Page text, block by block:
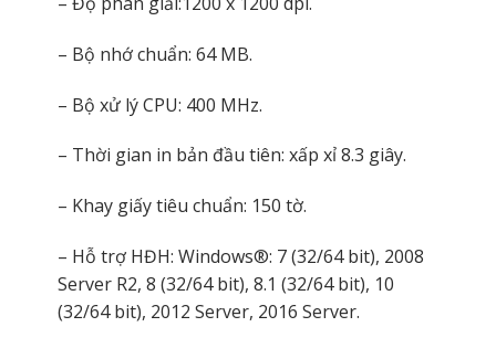
– Bộ nhớ chuẩn: 64 MB.
– Bộ xử lý CPU: 400 MHz.
– Thời gian in bản đầu tiên: xấp xỉ 8.3 giây.
– Khay giấy tiêu chuẩn: 150 tờ.
– Hỗ trợ HĐH: Windows®: 7 (32/64 bit), 2008
Server R2, 8 (32/64 bit), 8.1 (32/64 bit), 10
(32/64 bit), 2012 Server, 2016 Server.